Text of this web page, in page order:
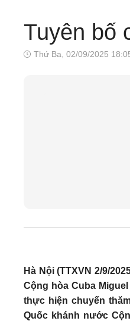
Tuyên bố
Thứ Ba, 02/09/2025
Hà Nội (TTXVN 2/9/
Cộng hòa Cuba
thực hiện chuyến
Quốc khánh nước